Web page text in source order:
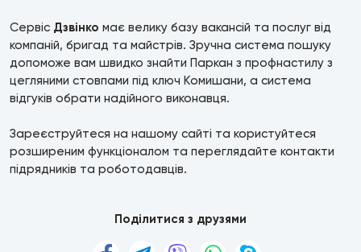
Сервіс Дзвінко має велику базу вакансій та послуг від
компаній, бригад та майстрів. Зручна система пошуку
допоможе вам швидко знайти Паркан з профнастилу з
цегляними стовпами під ключ Комишани, а система
відгуків обрати надійного виконавця.
Зареєструйтеся на нашому сайті та користуйтеся
розширеним функціоналом та переглядайте контакти
підрядників та роботодавців.
Поділитися з друзями